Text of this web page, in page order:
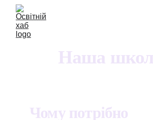
Наша
Чому потрібно